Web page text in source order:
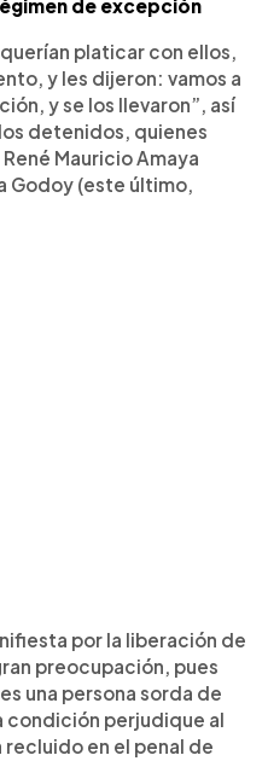
de excepción
platicar con ellos,
y les dijeron: vamos a
y se los llevaron”, así
detenidos, quienes
Mauricio Amaya
Godoy (este último,
por la liberación de
preocupación, pues
una persona sorda de
condición perjudique al
en el penal de